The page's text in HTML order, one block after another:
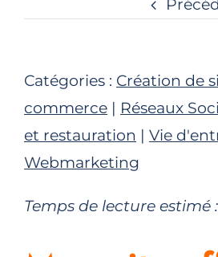
Catégories : Création de
commerce| Réseaux
et restauration | Vie
Webmarketing
Temps de lecture estimé :